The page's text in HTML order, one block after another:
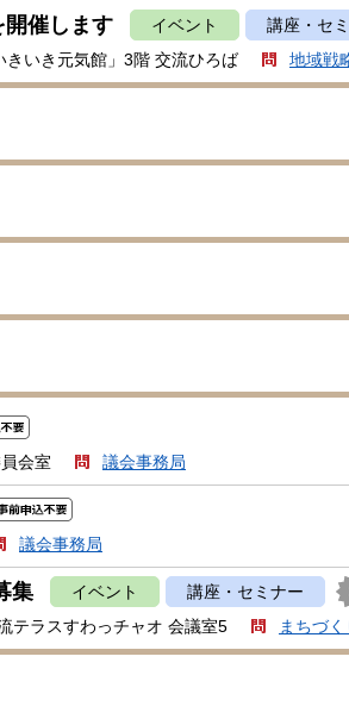
開催します イベント
講座・セ
いき元気館」3階 交流ひろば
地域戦
会室 議会事務局
議会事務局
集 イベント
講座・セミナー
テラスすわっチャオ 会議室5 まちづ